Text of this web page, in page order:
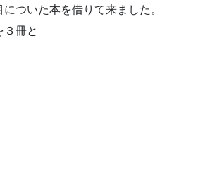
ついた本を借りて来ました。
冊と